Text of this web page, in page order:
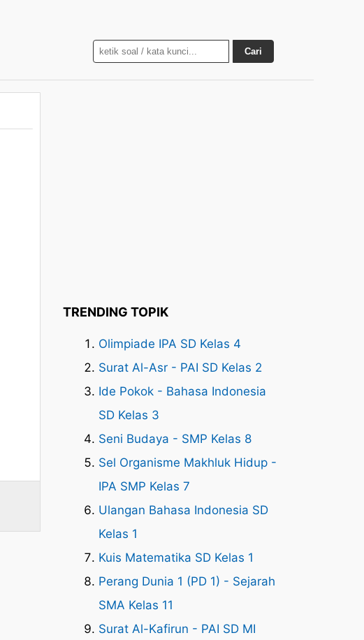
Cari
TRENDING TOPIK
Olimpiade IPA SD Kelas 4
Surat Al-Asr - PAI SD Kelas 2
Ide Pokok - Bahasa Indonesia
SD Kelas 3
Seni Budaya - SMP Kelas 8
Sel Organisme Makhluk Hidup -
IPA SMP Kelas 7
Ulangan Bahasa Indonesia SD
Kelas 1
Kuis Matematika SD Kelas 1
Perang Dunia 1 (PD 1) - Sejarah
SMA Kelas 11
Surat Al-Kafirun - PAI SD MI